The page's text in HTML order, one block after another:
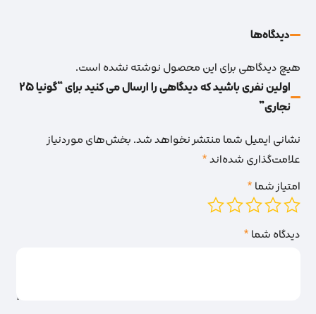
دیدگاه‌‌ها
هیچ دیدگاهی برای این محصول نوشته نشده است.
اولین نفری باشید که دیدگاهی را ارسال می کنید برای “گونیا 25
نجاری”
نشانی ایمیل شما منتشر نخواهد شد.بخش‌های موردنیاز
علامت‌گذاری شده‌اند*
امتیاز شما*
دیدگاه شما*